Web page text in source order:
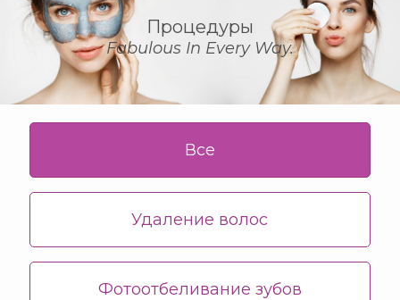
Процедуры
Fabulous In Every Way.
Все
Удаление волос
Фотоотбеливание зубов